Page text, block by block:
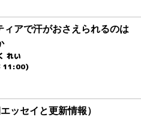
ィアで汗がおさえられるのは
れい
11:00)
ッセイと更新情報）